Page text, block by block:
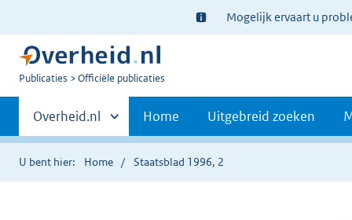
Ter
informatie:
Mogelijk ervaart u
U
Publicaties Officiële publicaties
Primaire
navigatie
Andere
sites
binnen
Overheid.nl Home Uitgebreid zoeken
U bent hier: Home Staatsblad 1996, 2